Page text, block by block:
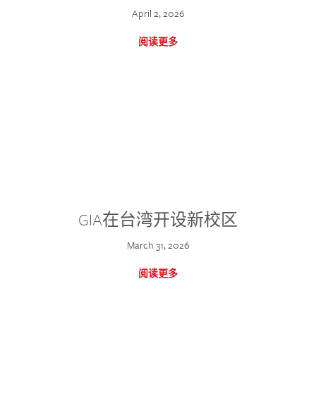
April 2, 2026
阅读更多
GIA在台湾开设新校区
March 31, 2026
阅读更多